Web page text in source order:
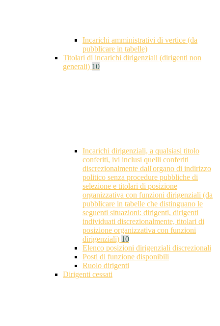
Incarichi amministrativi di vertice (da
pubblicare in tabelle)
Titolari di incarichi dirigenziali (dirigenti non
generali) 10
Incarichi dirigenziali, a qualsiasi titolo
conferiti, ivi inclusi quelli conferiti
discrezionalmente dall'organo di indirizzo
politico senza procedure pubbliche di
selezione e titolari di posizione
organizzativa con funzioni dirigenziali (da
pubblicare in tabelle che distinguano le
seguenti situazioni: dirigenti, dirigenti
individuati discrezionalmente, titolari di
posizione organizzativa con funzioni
dirigenziali) 10
Elenco posizioni dirigenziali discrezionali
Posti di funzione disponibili
Ruolo dirigenti
Dirigenti cessati